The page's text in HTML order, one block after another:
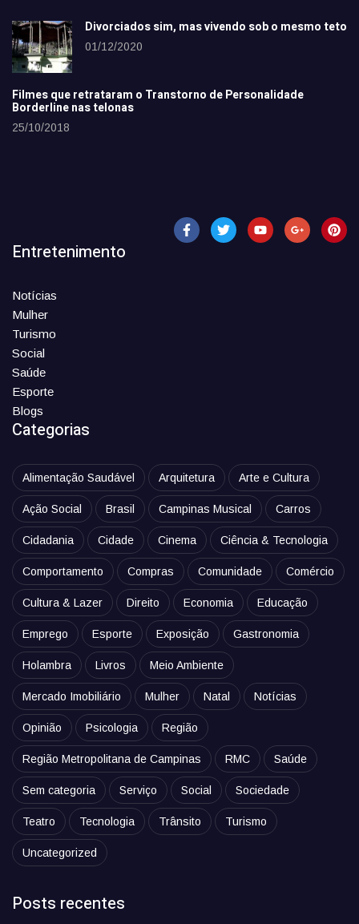
Divorciados sim, mas vivendo sob o mesmo teto
01/12/2020
Filmes que retrataram o Transtorno de Personalidade
Borderline nas telonas
25/10/2018
Entretenimento
Notícias
Mulher
Turismo
Social
Saúde
Esporte
Blogs
Categorias
Alimentação Saudável Arquitetura Arte e Cultura
Ação Social Brasil Campinas Musical Carros
Cidadania Cidade Cinema Ciência & Tecnologia
Comportamento Compras Comunidade Comércio
Cultura & Lazer Direito Economia Educação
Emprego Esporte Exposição Gastronomia
Holambra Livros Meio Ambiente
Mercado Imobiliário Mulher Natal Notícias
Opinião Psicologia Região
Região Metropolitana de Campinas RMC Saúde
Sem categoria Serviço Social Sociedade
Teatro Tecnologia Trânsito Turismo
Uncategorized
Posts recentes